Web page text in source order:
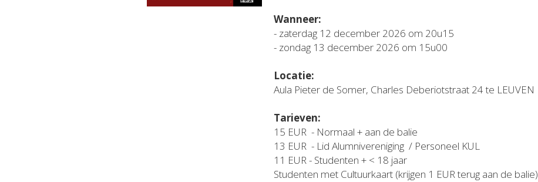
Wanneer:
- zaterdag 12 december 2026 om 20u15
- zondag 13 december 2026 om 15u00
Locatie:
Aula Pieter de Somer, Charles Deberiotstraat 24 te LEUVEN
Tarieven:
15 EUR  - Normaal + aan de balie
13 EUR  - Lid Alumnivereniging  / Personeel KUL
11 EUR - Studenten + < 18 jaar
Studenten met Cultuurkaart (krijgen 1 EUR terug aan de balie)